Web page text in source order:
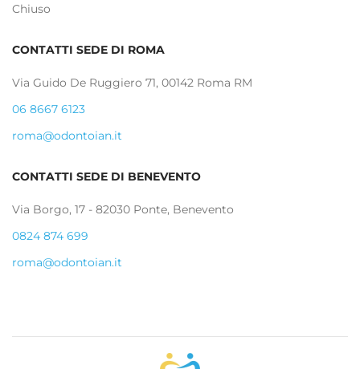
Chiuso
CONTATTI SEDE DI ROMA
Via Guido De Ruggiero 71, 00142 Roma RM
06 8667 6123
roma@odontoian.it
CONTATTI SEDE DI BENEVENTO
Via Borgo, 17 - 82030 Ponte, Benevento
0824 874 699
roma@odontoian.it